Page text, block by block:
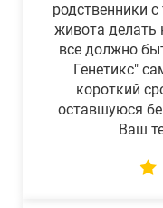
родственники
живота делать
все должно
Генетикс"
короткий
оставшуюся
Ваш